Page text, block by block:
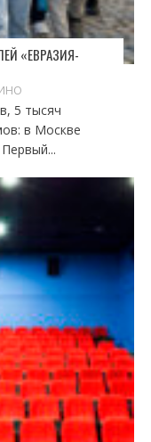
«ЕВРАЗИЯ-
5 тысяч
в Москве